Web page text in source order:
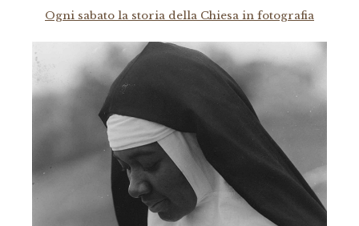
Ogni sabato la storia della Chiesa in fotografia